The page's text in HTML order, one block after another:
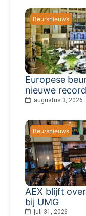
Beursnieuws
Europese
nieuwe
augustus 3, 2026
Beursnieuws
AEX blijft
bij UMG
juli 31, 2026